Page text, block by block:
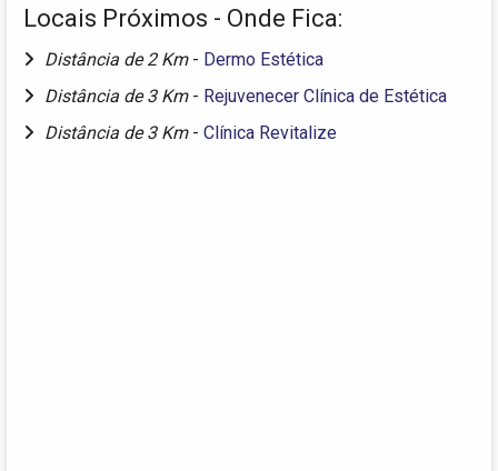
Locais Próximos - Onde Fica:
Distância de 2 Km - Dermo Estética
Distância de 3 Km - Rejuvenecer Clínica de Estética
Distância de 3 Km - Clínica Revitalize